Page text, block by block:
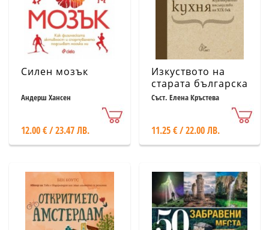
Силен мозък
Андерш Хансен
12.00 € / 23.47 ЛВ.
Изкуството на
старата българска
кухня.
наследство на XIX
век
Съст. Елена Кръстева
11.25 € / 22.00 ЛВ.